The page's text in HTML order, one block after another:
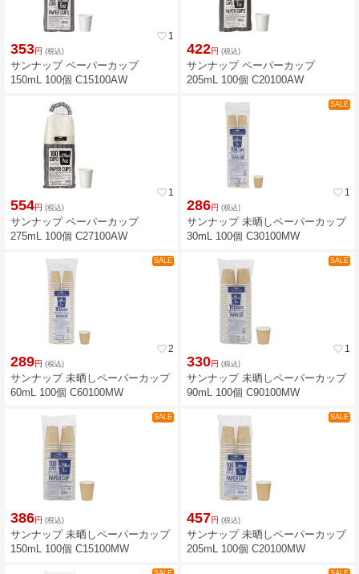
favorite_border 1
353円 (税込)
サンナップ ペーパーカップ
150mL 100個 C15100AW
422円 (税込)
サンナップ ペーパーカップ
205mL 100個 C20100AW
favorite_border 1
554円 (税込)
サンナップ ペーパーカップ
275mL 100個 C27100AW
favorite_border 1
SALE
286円 (税込)
サンナップ 未晒しペーパーカップ
30mL 100個 C30100MW
favorite_border2
SALE
289円 (税込)
サンナップ 未晒しペーパーカップ
60mL 100個 C60100MW
favorite_border 1
SALE
330円 (税込)
サンナップ 未晒しペーパーカップ
90mL 100個 C90100MW
SALE
386円 (税込)
サンナップ 未晒しペーパーカップ
150mL 100個 C15100MW
SALE
457円 (税込)
サンナップ 未晒しペーパーカップ
205mL 100個 C20100MW